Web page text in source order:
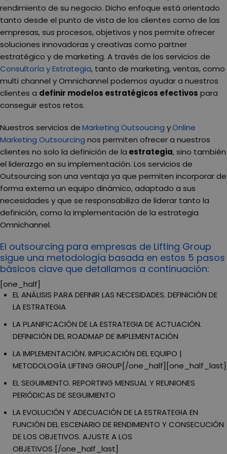
rendimiento de su negocio. Dicho enfoque está orientado
tanto desde el punto de vista de los clientes como de las
empresas, sus procesos, objetivos y nos permite ofrecer
soluciones innovadoras y creativas como partner
estratégico y de marketing. A través de los servicios de
Consultoría y Estrategia, tanto de marketing, ventas, como
multi channel y Omnichannel podemos ayudar a nuestros
clientes a definir modelos estratégicos efectivos para
conseguir estos retos.
Nuestros servicios deMarketing Outsoucing yOnline
Marketing Outsourcing nos permiten ofrecer a nuestros
clientes no solo la definición de la estrategia, sino también
el liderazgo en su implementación. Los servicios de
Outsourcing son una ventaja ya que permiten incorporar de
forma externa un equipo dinámico, adaptado a sus
necesidades y que se responsabiliza de liderar tanto la
definición, como la implementación de la estrategia
Omnichannel.
El outsourcing para empresas de Lifting Group
sigue una metodología basada en estos 5 pasos
básicos clave que detallamos a continuación:
[one_half]
EL ANÁLISIS PARA DEFINIR LAS NECESIDADES. DEFINICIÓN DE
LA ESTRATEGIA
LA PLANIFICACIÓN DE LA ESTRATEGIA DE ACTUACIÓN.
DEFINICIÓN DEL ROADMAP DE IMPLEMENTACIÓN
LA IMPLEMENTACIÓN. IMPLICACIÓN DEL EQUIPO |
METODOLOGÍA LIFTING GROUP[/one_half][one_half_last]
EL SEGUIMIENTO. REPORTING MENSUAL Y REUNIONES
PERIÓDICAS DE SEGUIMIENTO
LA EVOLUCIÓN Y ADECUACIÓN DE LA ESTRATEGIA EN
FUNCIÓN DEL ESCENARIO DE RENDIMIENTO Y CONSECUCIÓN
DE LOS OBJETIVOS. AJUSTE A LOS
OBJETIVOS [/one_half_last]